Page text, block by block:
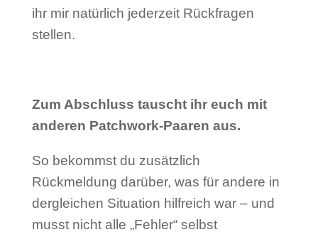
ihr mir natürlich jederzeit Rückfragen
stellen.
Zum Abschluss tauscht ihr euch mit
anderen Patchwork-Paaren aus.
So bekommst du zusätzlich
Rückmeldung darüber, was für andere in
dergleichen Situation hilfreich war – und
musst nicht alle „Fehler“ selbst